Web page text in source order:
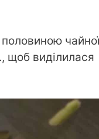
щоб виділилася